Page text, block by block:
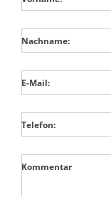
Nachname:
E-Mail:
Telefon:
Kommentar